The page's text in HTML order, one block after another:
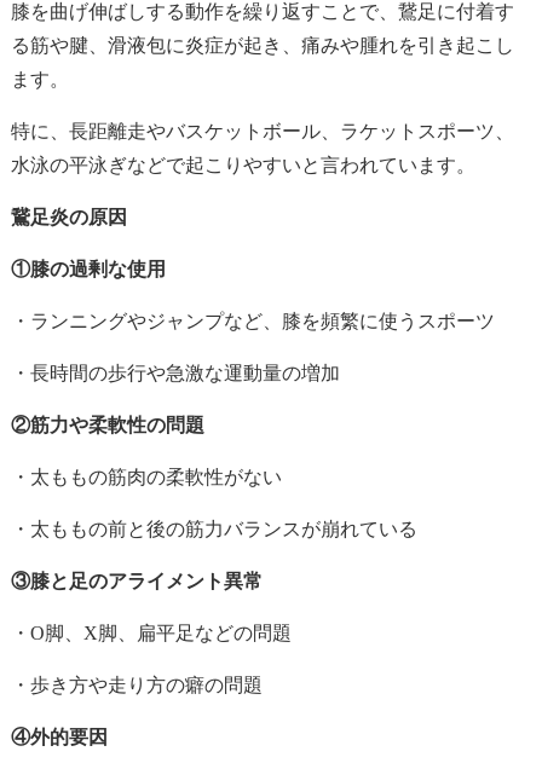
膝を曲げ伸ばしする動作を繰り返すことで、鵞足に付着す
る筋や腱、滑液包に炎症が起き、痛みや腫れを引き起こし
ます。
特に、長距離走やバスケットボール、ラケットスポーツ、
水泳の平泳ぎなどで起こりやすいと言われています。
鵞足炎の原因
①膝の過剰な使用
・ランニングやジャンプなど、膝を頻繁に使うスポーツ
・長時間の歩行や急激な運動量の増加
②筋力や柔軟性の問題
・太ももの筋肉の柔軟性がない
・太ももの前と後の筋力バランスが崩れている
③膝と足のアライメント異常
・ O脚、 X脚、扁平足などの問題
・歩き方や走り方の癖の問題
④外的要因